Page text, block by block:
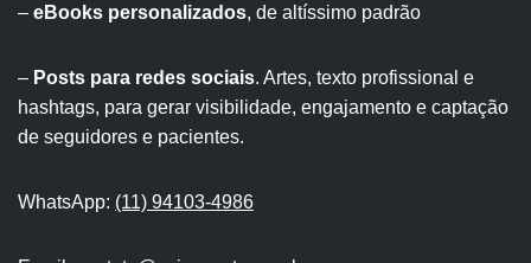
– eBooks personalizados, de altíssimo padrão
– Posts para redes sociais. Artes, texto profissional e
hashtags, para gerar visibilidade, engajamento e captação
de seguidores e pacientes.
WhatsApp: (11) 94103-4986